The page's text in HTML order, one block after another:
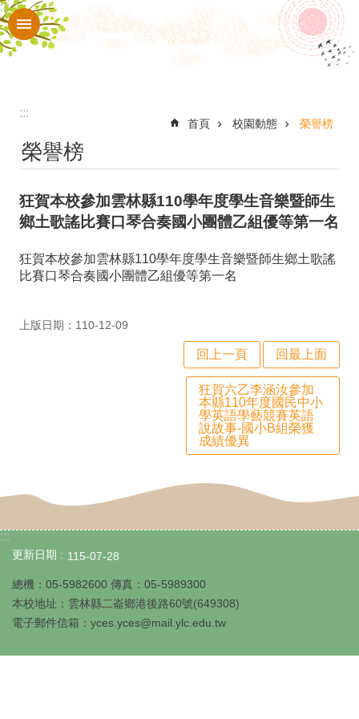
跳到主要內容區塊
進
認
校
行
政
處
果
課
程
總
:::
:::
首頁 校園動態 榮譽榜
榮譽榜
狂賀本校參加雲林縣110學年度學生音樂暨師生
鄉土歌謠比賽口琴合奏國小團體乙組優等第一名
狂賀本校參加雲林縣110學年度學生音樂暨師生鄉土歌謠
比賽口琴合奏國小團體乙組優等第一名
上版日期：110-12-09
回上一頁 回最上面
狂賀六乙李涵汝參加
本縣110年度國民中小
學英語學藝競賽英語
說故事-國小B組榮獲
成績優異
:::
更新日期 115-07-28
總機： 05-5982600 傳真： 05-5989300
本校地址：雲林縣二崙鄉港後路60號(649308)
電子郵件信箱： yces.yces@mail.ylc.edu.tw